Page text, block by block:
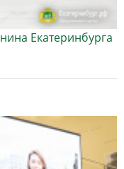
Екатеринбурга